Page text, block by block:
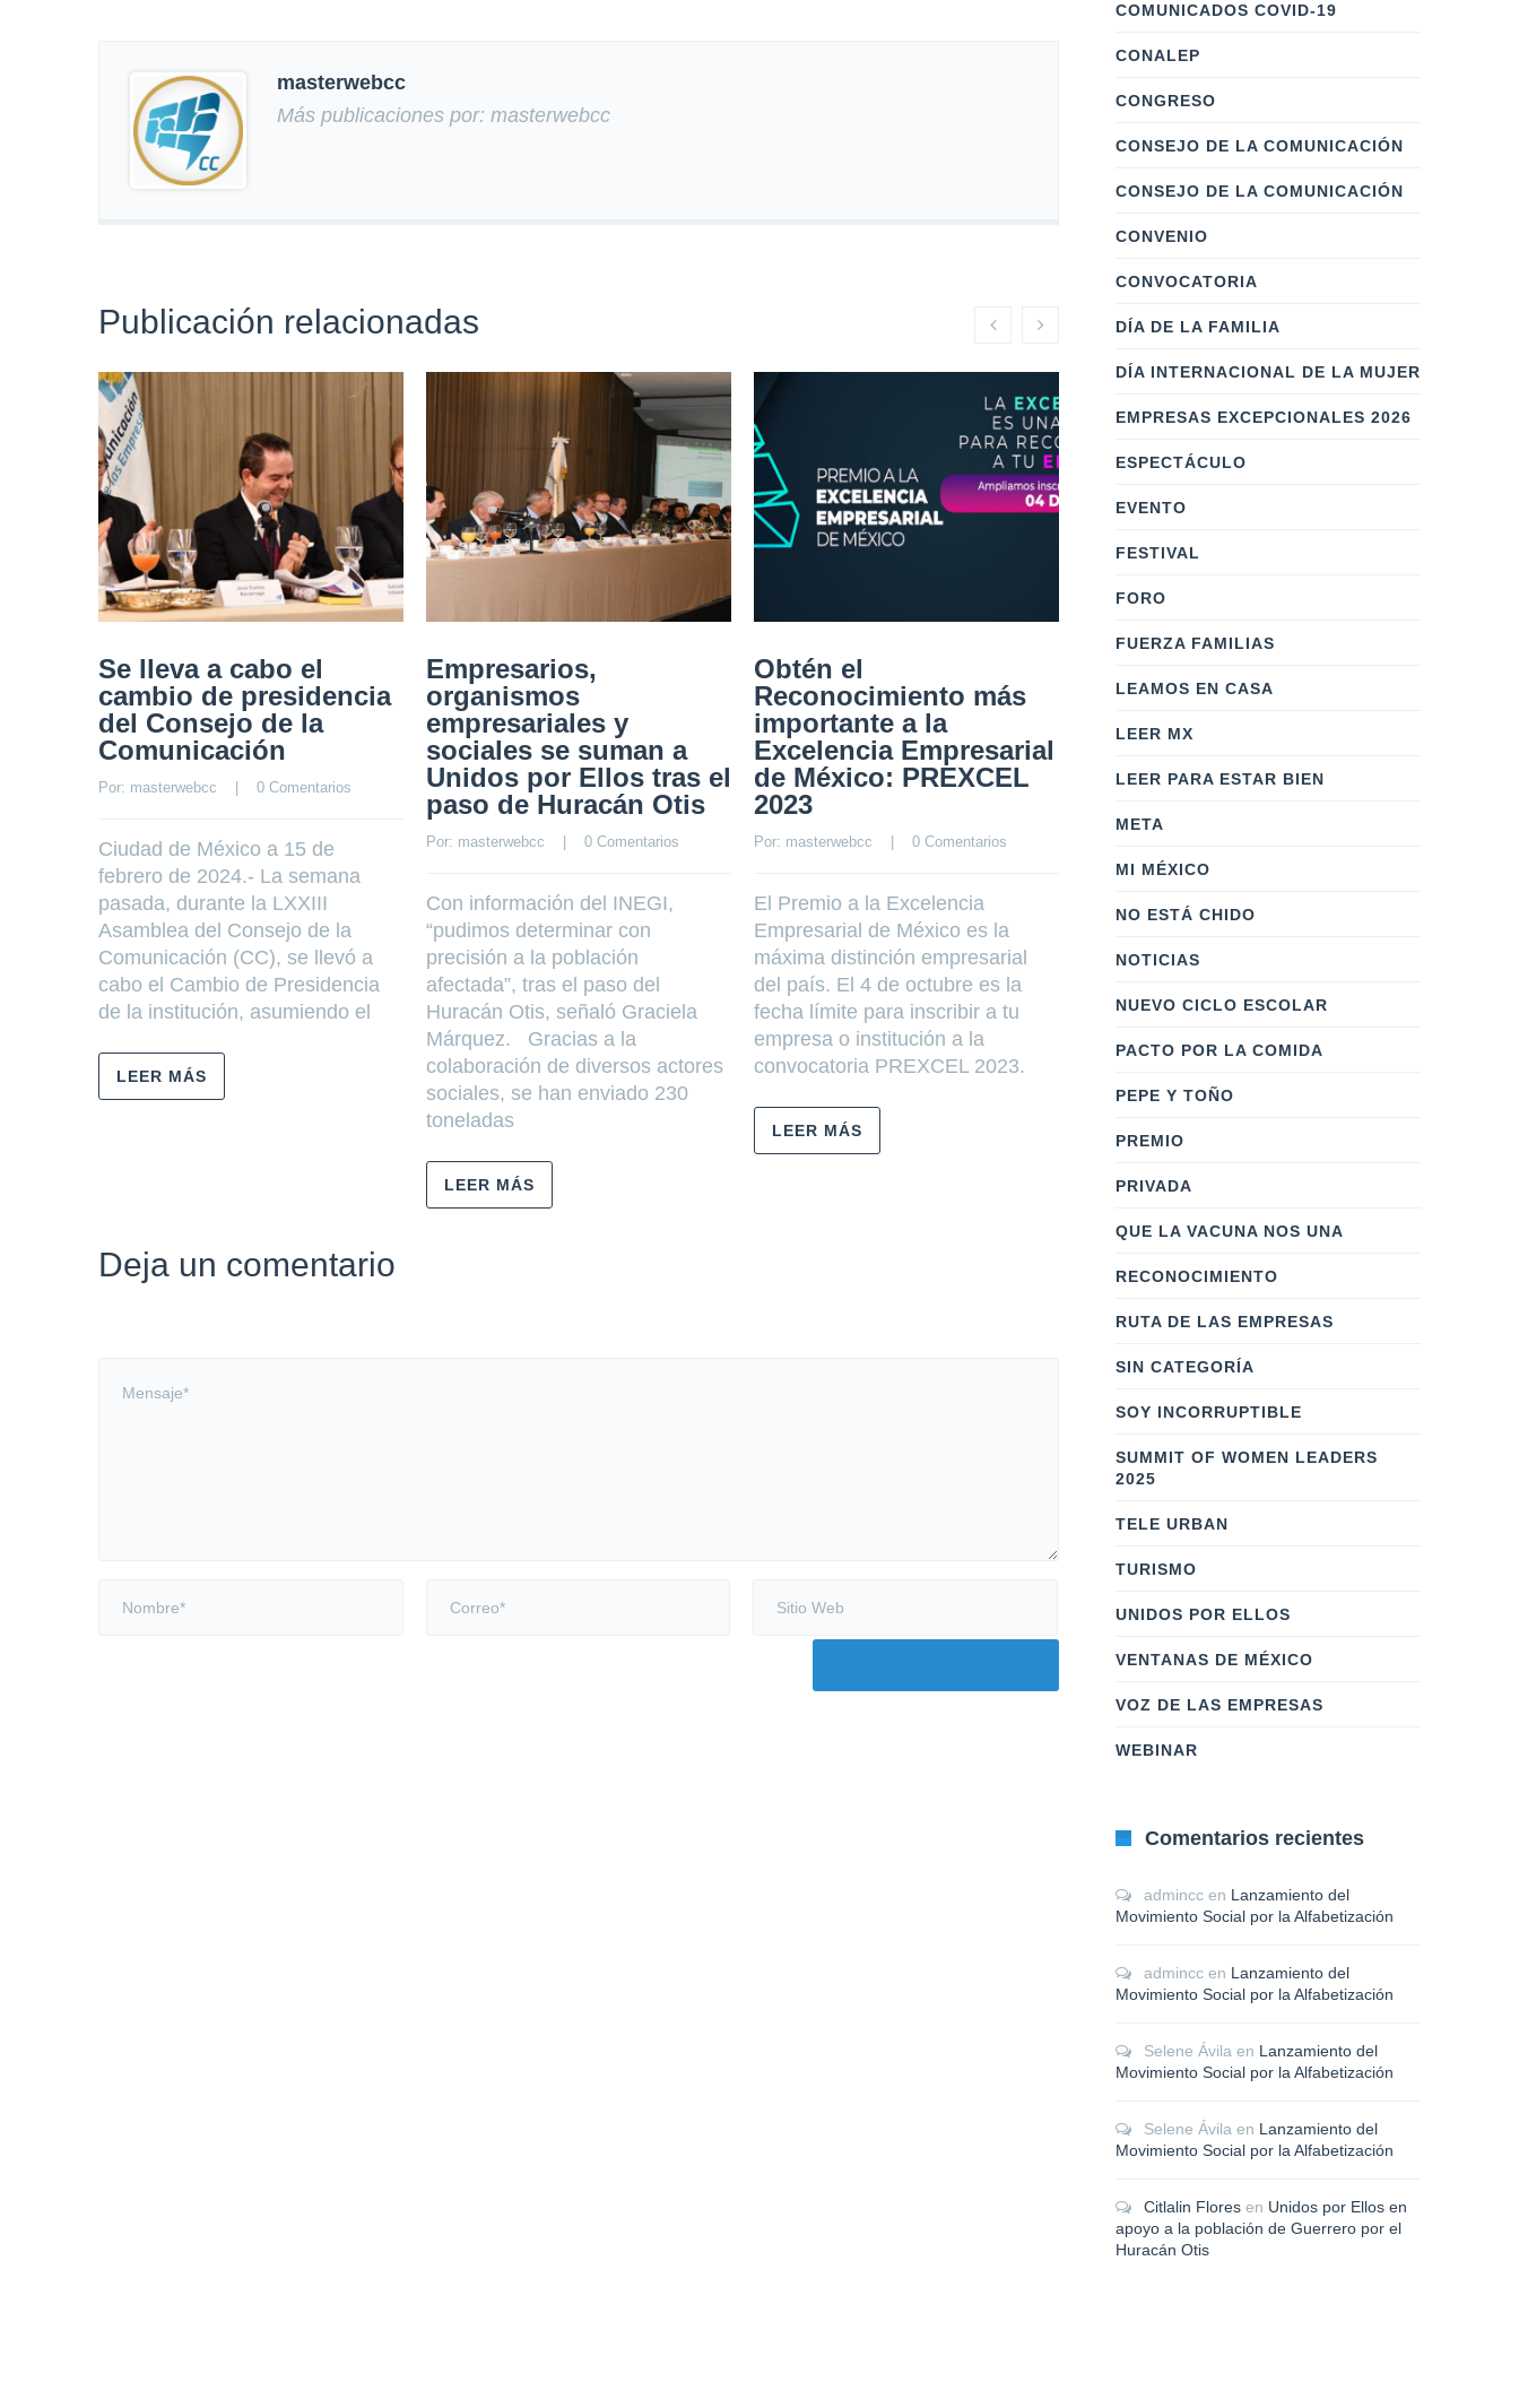
masterwebcc
Más publicaciones por: masterwebcc
Publicación relacionadas
Se lleva a cabo el
cambio de presidencia
del Consejo de la
Comunicación
Por: masterwebcc
    |
0 Comentarios
Ciudad de México a 15 de
febrero de 2024.- La semana
pasada, durante la LXXIII
Asamblea del Consejo de la
Comunicación (CC), se llevó a
cabo el Cambio de Presidencia
de la institución, asumiendo el
LEER MÁS
Empresarios,
organismos
empresariales y
sociales se suman a
Unidos por Ellos tras el
paso de Huracán Otis
Por: masterwebcc
    |
0 Comentarios
Con información del INEGI,
“pudimos determinar con
precisión a la población
afectada”, tras el paso del
Huracán Otis, señaló Graciela
Márquez. Gracias a la
colaboración de diversos actores
sociales, se han enviado 230
toneladas
LEER MÁS
Obtén el
Reconocimiento más
importante a la
Excelencia Empresarial
de México: PREXCEL
2023
Por: masterwebcc
    |
0 Comentarios
El Premio a la Excelencia
Empresarial de México es la
máxima distinción empresarial
del país. El 4 de octubre es la
fecha límite para inscribir a tu
empresa o institución a la
convocatoria PREXCEL 2023.
LEER MÁS
del Premio a la
Excelencia Empresarial
de México: PREXCEL
2023!
● Participar en el PREXCEL es
una experiencia de alto
conocimientos de gran valor para
siguiente nivel de
del 15 de
Deja un comentario
COMUNICADOS COVID-19
CONALEP
CONGRESO
CONSEJO DE LA COMUNICACIÓN
CONSEJO DE LA COMUNICACIÓN
CONVENIO
CONVOCATORIA
DÍA DE LA FAMILIA
DÍA INTERNACIONAL DE LA MUJER
EMPRESAS EXCEPCIONALES 2026
ESPECTÁCULO
EVENTO
FESTIVAL
FORO
FUERZA FAMILIAS
LEAMOS EN CASA
LEER MX
LEER PARA ESTAR BIEN
META
MI MÉXICO
NO ESTÁ CHIDO
NOTICIAS
NUEVO CICLO ESCOLAR
PACTO POR LA COMIDA
PEPE Y TOÑO
PREMIO
PRIVADA
QUE LA VACUNA NOS UNA
RECONOCIMIENTO
RUTA DE LAS EMPRESAS
SIN CATEGORÍA
SOY INCORRUPTIBLE
SUMMIT OF WOMEN LEADERS
2025
TELE URBAN
TURISMO
UNIDOS POR ELLOS
VENTANAS DE MÉXICO
VOZ DE LAS EMPRESAS
WEBINAR
Comentarios recientes
admincc en Lanzamiento del
Movimiento Social por la Alfabetización
admincc en Lanzamiento del
Movimiento Social por la Alfabetización
Selene Ávila en Lanzamiento del
Movimiento Social por la Alfabetización
Selene Ávila en Lanzamiento del
Movimiento Social por la Alfabetización
Citlalin Flores en Unidos por Ellos en
apoyo a la población de Guerrero por el
Huracán Otis